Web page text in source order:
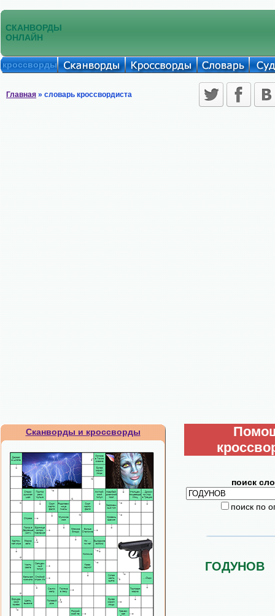
СКАНВОРДЫ
ОНЛАЙН
кроссворды
Главная » словарь кроссвордиста
Сканворды и кроссворды
поиск
поиск по
ГОДУНОВ